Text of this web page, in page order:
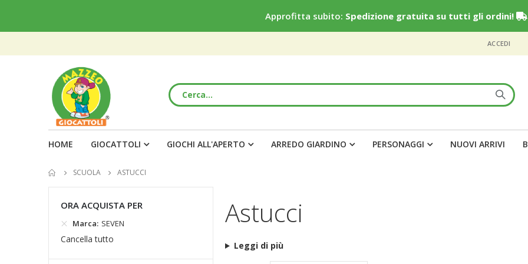
Approfitta subito: Spedizione gratuita su tutti gli ordini!
ACCEDI
HOME GIOCATTOLI GIOCHI ALL'APERTO ARREDO GIARDINO PERSONAGGI NUOVI ARRIVI
SCUOLA ASTUCCI
Astucci
Leggi di più
ORA ACQUISTA PER
Marca SEVEN
Cancella tutto